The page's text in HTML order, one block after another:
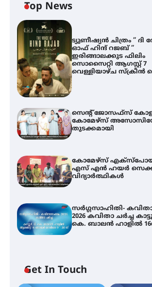
Top News
ട്യുണീഷ്യൻ ചിത്രം ”
ഓഫ് ഹിന്ദ് റജബ് ”
ഇരിങ്ങാലക്കുട ഫിലിം
സൊസൈറ്റി ആഗസ്റ്റ് 7
വെള്ളിയാഴ്ച സ്‌ക്രീൻ
സെന്റ് ജോസഫ്സ്
കോമേഴ്‌സ്
തുടക്കമായി
കോമേഴ്സ്
എസ് എൻ ഹയർ
വിദ്യാർത്ഥികൾ
സർഗ്ഗസാഹിതി-
2026 കവിതാ ചർച്ച
കെ. ബാലൻ ഹാളിൽ
Get In Touch